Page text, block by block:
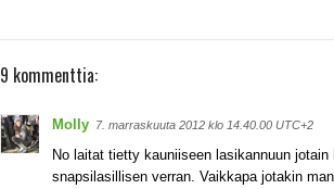
9 kommenttia:
Molly 7. marraskuuta 2012 klo 14.40.00 UTC+2
No laitat tietty kauniiseen lasikannuun
snapsilasillisen verran. Vaikkapa jotakin